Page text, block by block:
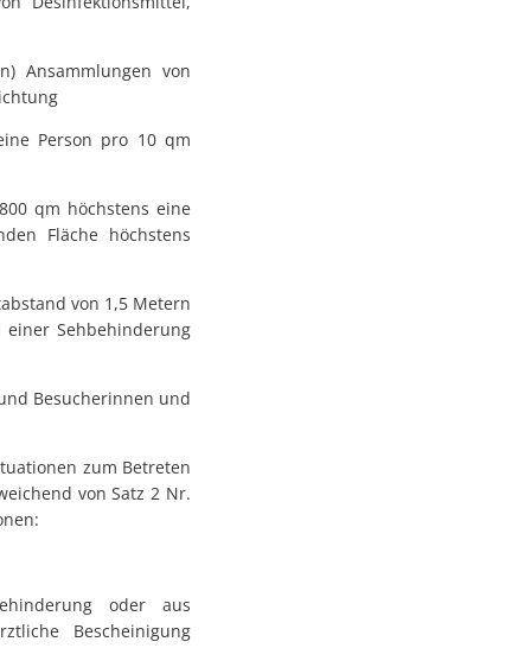
Ansammlungen von
Person pro 10 qm
qm höchstens eine
Fläche höchstens
von 1,5 Metern
Sehbehinderung
Besucherinnen und
zum Betreten
von Satz 2 Nr.
oder aus
Bescheinigung